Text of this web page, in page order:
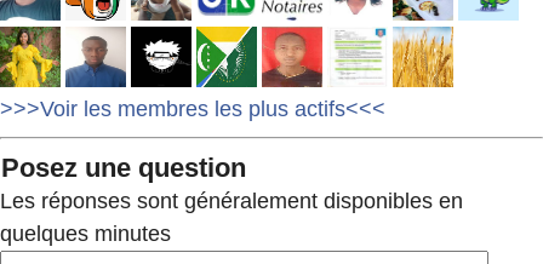
>>>Voir les membres les plus actifs<<<
Posez une question
Les réponses sont généralement disponibles en
quelques minutes